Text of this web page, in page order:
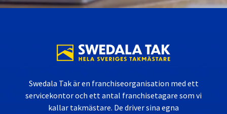
Swedala Tak är en franchiseorganisation med ett
servicekontor och ett antal franchisetagare som vi
kallar takmästare. De driver sina egna